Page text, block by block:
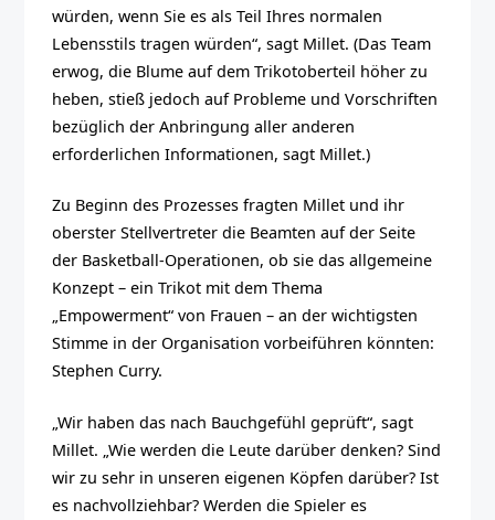
würden, wenn Sie es als Teil Ihres normalen
Lebensstils tragen würden“, sagt Millet. (Das Team
erwog, die Blume auf dem Trikotoberteil höher zu
heben, stieß jedoch auf Probleme und Vorschriften
bezüglich der Anbringung aller anderen
erforderlichen Informationen, sagt Millet.)
Zu Beginn des Prozesses fragten Millet und ihr
oberster Stellvertreter die Beamten auf der Seite
der Basketball-Operationen, ob sie das allgemeine
Konzept – ein Trikot mit dem Thema
„Empowerment“ von Frauen – an der wichtigsten
Stimme in der Organisation vorbeiführen könnten:
Stephen Curry.
„Wir haben das nach Bauchgefühl geprüft“, sagt
Millet. „Wie werden die Leute darüber denken? Sind
wir zu sehr in unseren eigenen Köpfen darüber? Ist
es nachvollziehbar? Werden die Spieler es